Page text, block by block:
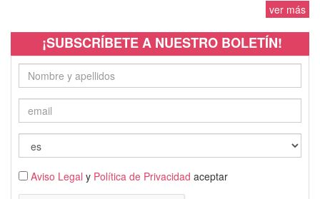
ver más
¡SUBSCRÍBETE A NUESTRO BOLETÍN!
Aviso Legal y Política de Privacidad aceptar